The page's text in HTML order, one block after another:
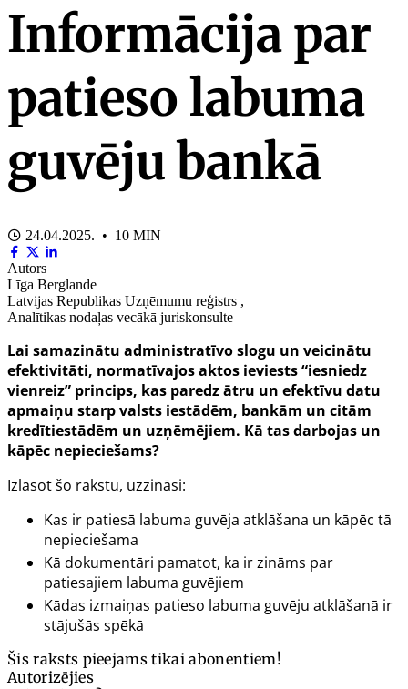
Informācija par
patieso labuma
guvēju bankā
24.04.2025. • 10 MIN
Autors
Līga Berglande
Latvijas Republikas Uzņēmumu reģistrs ,
Analītikas nodaļas vecākā juriskonsulte
Lai samazinātu administratīvo slogu un veicinātu
efektivitāti, normatīvajos aktos ieviests “iesniedz
vienreiz” princips, kas paredz ātru un efektīvu datu
apmaiņu starp valsts iestādēm, bankām un citām
kredītiestādēm un uzņēmējiem. Kā tas darbojas un
kāpēc nepieciešams?
Izlasot šo rakstu, uzzināsi:
Kas ir patiesā labuma guvēja atklāšana un kāpēc tā
nepieciešama
Kā dokumentāri pamatot, ka ir zināms par
patiesajiem labuma guvējiem
Kādas izmaiņas patieso labuma guvēju atklāšanā ir
stājušās spēkā
Šis raksts pieejams tikai abonentiem!
Autorizējies